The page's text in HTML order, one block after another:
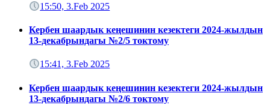
15:50, 3.Feb 2025
Кербен шаардык кеңешинин кезектеги 2024-жылдын
13-декабрындагы №2/5 токтому
15:41, 3.Feb 2025
Кербен шаардык кеңешинин кезектеги 2024-жылдын
13-декабрындагы №2/6 токтому